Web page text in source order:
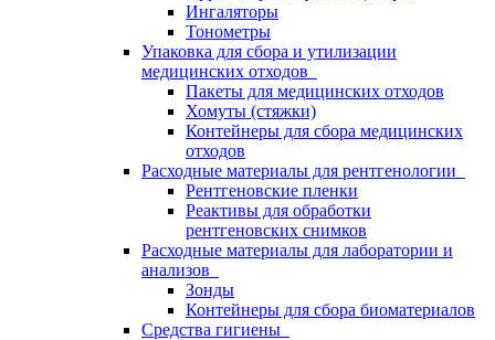
Ингаляторы
Тонометры
Упаковка для сбора и утилизации
медицинских отходов
Пакеты для медицинских отходов
Хомуты (стяжки)
Контейнеры для сбора медицинских
отходов
Расходные материалы для рентгенологии
Рентгеновские пленки
Реактивы для обработки
рентгеновских снимков
Расходные материалы для лаборатории и
анализов
Зонды
Контейнеры для сбора биоматериалов
Средства гигиены